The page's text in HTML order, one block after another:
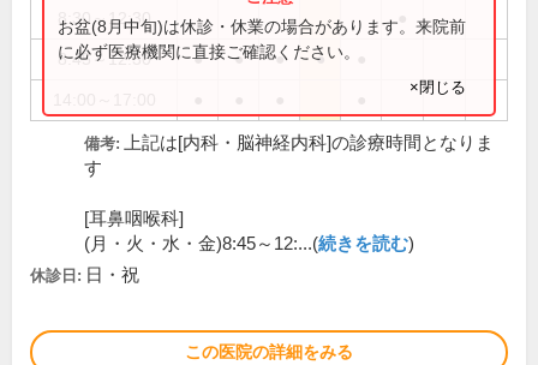
8:30～12:30
8:45～12:30 ● ● ● ●
お盆(8月中旬)は休診・休業の場合があります。来院前
に必ず医療機関に直接ご確認ください。
×閉じる
備考:
上記は[内科・脳神経内科]の診療時間となりま
す
[耳鼻咽喉科]
(月・火・水・金)8:45～12:...(続きを読む)
休診日: 日・祝
この医院の詳細をみる